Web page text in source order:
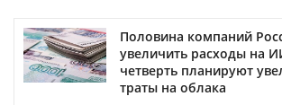
Половина компаний
увеличить расходы на
четверть планируют
траты на облака